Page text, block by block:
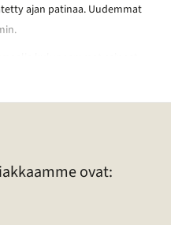
ajan patinaa. Uudemmat
vääntymä, painauma tai
olla kulunut
ovat: